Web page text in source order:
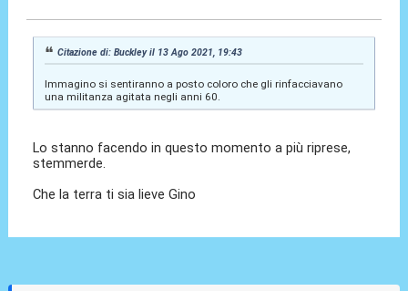
Citazione di: Buckley il 13 Ago 2021, 19:43
Immagino si sentiranno a posto coloro che gli rinfacciavano
una militanza agitata negli anni 60.
Lo stanno facendo in questo momento a più riprese,
stemmerde.
Che la terra ti sia lieve Gino